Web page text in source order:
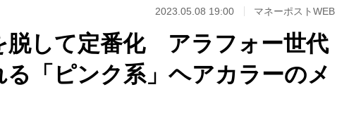
2023.05.08 19:00 マネーポストWEB
脱して定番化 アラフォー世代
る「ピンク系」ヘアカラーのメ